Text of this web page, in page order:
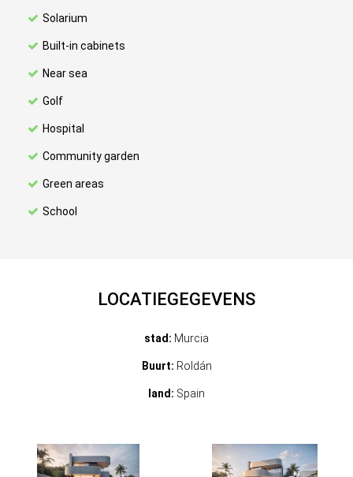
Solarium
Built-in cabinets
Near sea
Golf
Hospital
Community garden
Green areas
School
LOCATIEGEGEVENS
stad: Murcia
Buurt: Roldán
land: Spain